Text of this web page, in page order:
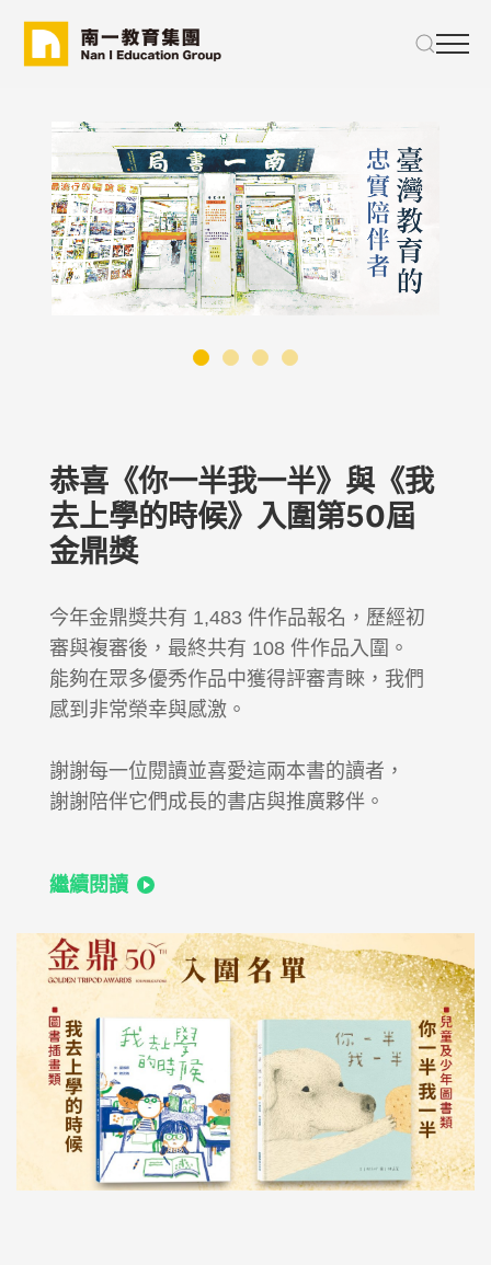
恭喜《你一半我一半》與《我
去上學的時候》入圍第50屆
金鼎獎
今年金鼎獎共有 1,483 件作品報名，歷經初
審與複審後，最終共有 108 件作品入圍。
能夠在眾多優秀作品中獲得評審青睞，我們
感到非常榮幸與感激。
謝謝每一位閱讀並喜愛這兩本書的讀者，
謝謝陪伴它們成長的書店與推廣夥伴。
繼續閱讀